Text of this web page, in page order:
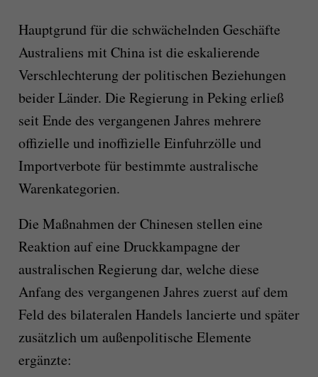
Hauptgrund für die schwächelnden Geschäfte
Australiens mit China ist die eskalierende
Verschlechterung der politischen Beziehungen
beider Länder. Die Regierung in Peking erließ
seit Ende des vergangenen Jahres mehrere
offizielle und inoffizielle Einfuhrzölle und
Importverbote für bestimmte australische
Warenkategorien.
Die Maßnahmen der Chinesen stellen eine
Reaktion auf eine Druckkampagne der
australischen Regierung dar, welche diese
Anfang des vergangenen Jahres zuerst auf dem
Feld des bilateralen Handels lancierte und später
zusätzlich um außenpolitische Elemente
ergänzte: